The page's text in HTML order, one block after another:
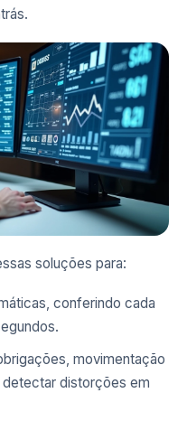
soluções para:
conferindo cada
movimentação
detectar distorções em